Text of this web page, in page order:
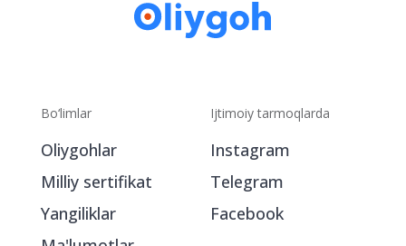
Bo‘limlar
Oliygohlar
Milliy sertifikat
Yangiliklar
Ijtimoiy tarmoqlarda
Instagram
Telegram
Facebook